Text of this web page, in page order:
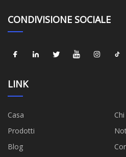
CONDIVISIONE SOCIALE
LINK
Casa
Prodotti
Blog